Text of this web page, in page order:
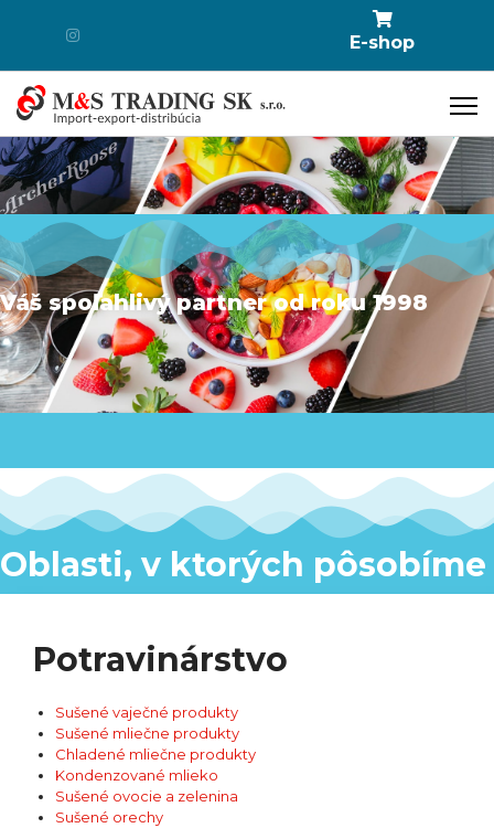
E-shop
Váš spoľahlivý partner od roku 1998
Oblasti, v ktorých pôsobíme
Potravinárstvo
Sušené vaječné produkty
Sušené mliečne produkty
Chladené mliečne produkty
Kondenzované mlieko
Sušené ovocie a zelenina
Sušené orechy